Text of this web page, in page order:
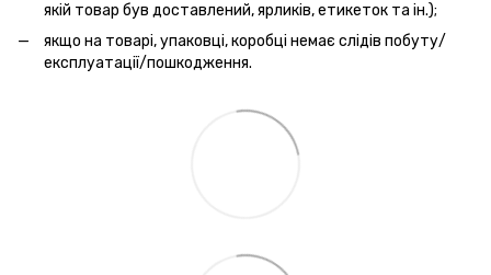
якій товар був доставлений, ярликів, етикеток та ін.);
якщо на товарі, упаковці, коробці немає слідів побуту/
експлуатації/пошкодження.